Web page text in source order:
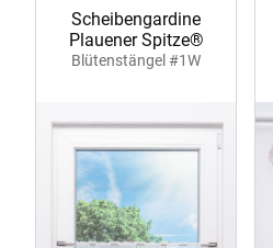
Scheibengardine
Plauener Spitze®
Blütenstängel #1W